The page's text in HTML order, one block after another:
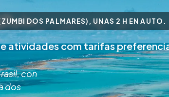
DOS PALMARES), UNAS 2 H EN AUTO.
atividades com tarifas
con
dos